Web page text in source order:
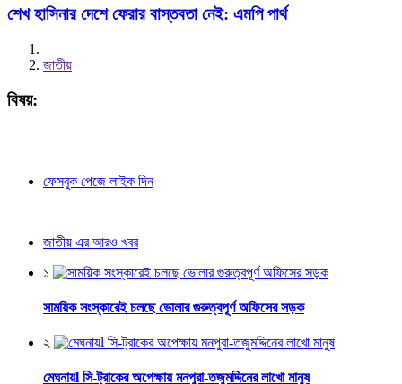
শেখ হাসিনার দেশে ফেরার বাস্তবতা নেই: এমপি পার্থ
জাতীয়
বিষয়:
ফেসবুক পেজে লাইক দিন
জাতীয় এর আরও খবর
১
সাময়িক সংস্কারেই চলছে ভোলার গুরুত্বপূর্ণ অফিসের সড়ক
২
মেঘনায়l সি-ট্রাকের অপেক্ষায় মনপুরা-তজুমদ্দিনের লাখো মানুষ